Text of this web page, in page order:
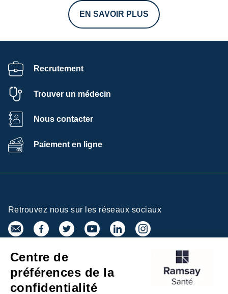
EN SAVOIR PLUS
Recrutement
Trouver un médecin
Nous contacter
Paiement en ligne
Retrouvez nous sur les réseaux sociaux
Inscrivez-vous à la newsletter
Centre de
préférences de la
confidentialité